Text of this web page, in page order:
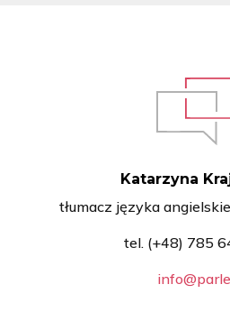
Katarzyna
tłumacz języka
tel. (+48) 785